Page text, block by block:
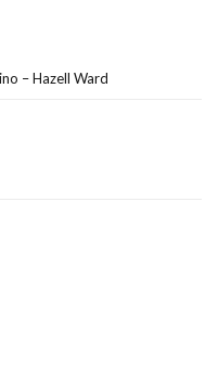
– Hazell Ward